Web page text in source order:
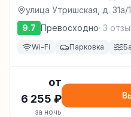
улица Утришская, д. 31а/
9.7 Превосходно· 3
Wi-Fi Парковка
от
6 255 ₽
за ночь